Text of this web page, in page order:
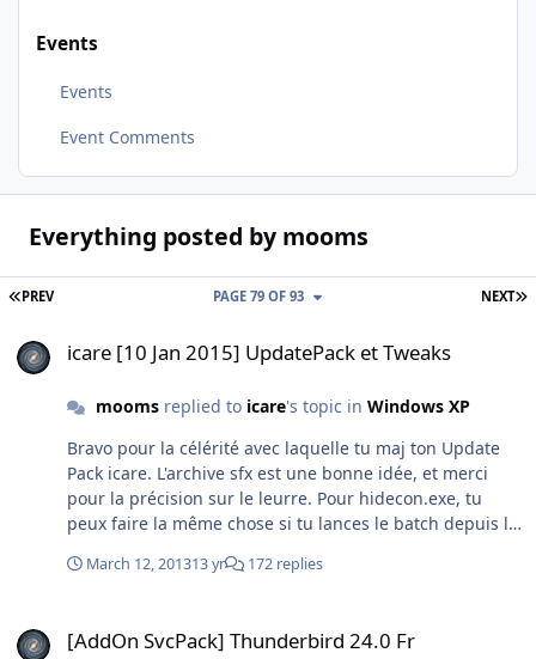
Events
Events
Event Comments
Everything posted by mooms
FIRST PAGE
PREV NEXT
PAGE 79 OF 93
icare [10 Jan 2015] UpdatePack et Tweaks
moomsreplied to icare's topic in Windows XP
Bravo pour la célérité avec laquelle tu maj ton Update
Pack icare. L'archive sfx est une bonne idée, et merci
pour la précision sur le leurre. Pour hidecon.exe, tu
peux faire la même chose si tu lances le batch depuis le
module modifié de Oleg Scherbakov), il suffit d'insérer
RunProgram="hidcon:%windir%\\ic-tmp\\ic-UPack.bat"
March 12, 201313 yr 172 replies
[AddOn SvcPack] Thunderbird 24.0 Fr